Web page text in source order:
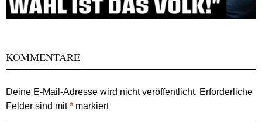
KOMMENTARE
Deine E-Mail-Adresse wird nicht veröffentlicht. Erforderliche
Felder sind mit* markiert